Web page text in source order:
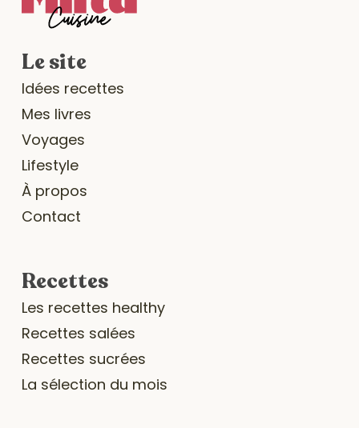
Le site
Idées recettes
Mes livres
Voyages
Lifestyle
À propos
Contact
Recettes
Les recettes healthy
Recettes salées
Recettes sucrées
La sélection du mois